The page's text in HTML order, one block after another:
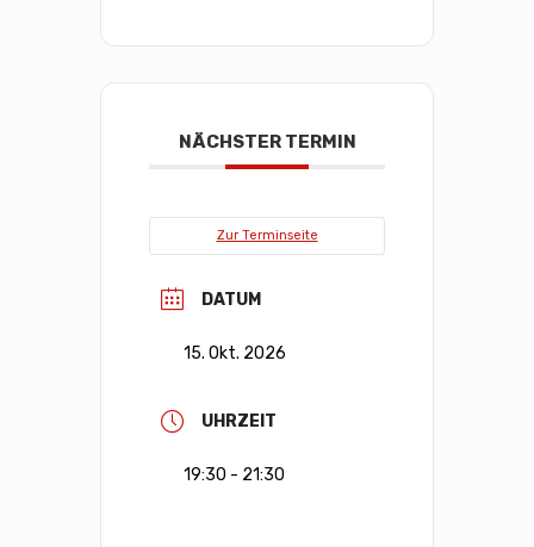
NÄCHSTER TERMIN
Zur Terminseite
DATUM
15. Okt. 2026
UHRZEIT
19:30 - 21:30